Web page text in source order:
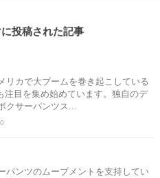
投稿された記事
リカで大ブームを巻き起こしている
注目を集め始めています。独自のデ
クサーパンツス...
パンツのムーブメントを支持してい